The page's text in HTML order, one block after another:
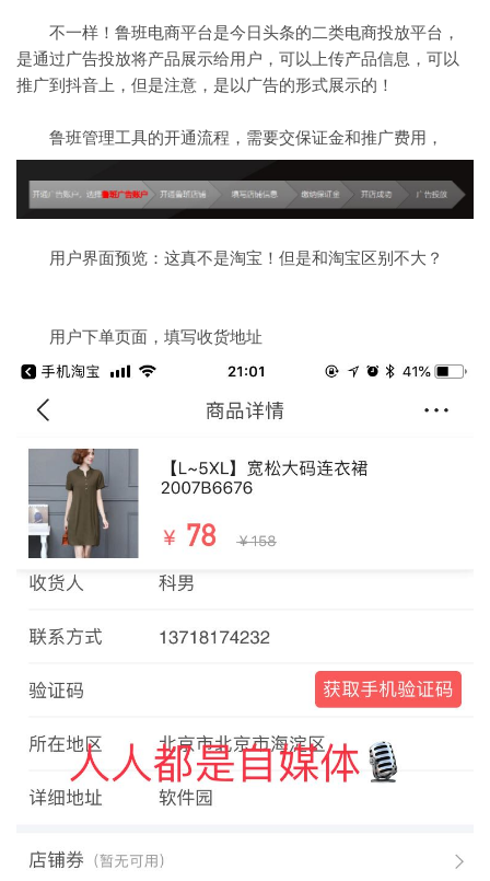
不一样！鲁班电商平台是今日头条的二类电商投放平台，
是通过广告投放将产品展示给用户，可以上传产品信息，可以
推广到抖音上，但是注意，是以广告的形式展示的！
鲁班管理工具的开通流程，需要交保证金和推广费用，
用户界面预览：这真不是淘宝！但是和淘宝区别不大？
用户下单页面，填写收货地址